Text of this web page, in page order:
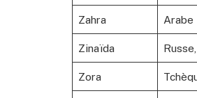
Zahra Arabe
Zinaïda
Zora